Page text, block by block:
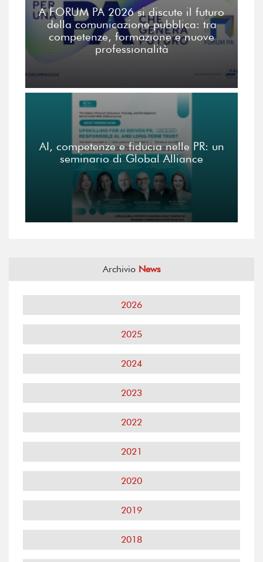
A FORUM PA 2026 si discute il futuro
della comunicazione pubblica: tra
competenze, formazione e nuove
professionalità
AI, competenze e fiducia nelle PR: un
seminario di Global Alliance
Archivio News
2026
2025
2024
2023
2022
2021
2020
2019
2018